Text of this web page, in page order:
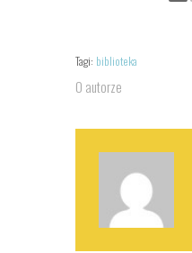
Tagi: biblioteka
O autorze